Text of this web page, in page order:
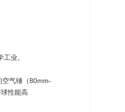
业。
空气锤（80mm-
性能高